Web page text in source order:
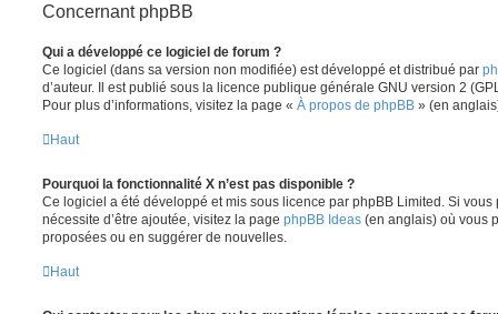
Concernant phpBB
Qui a développé ce logiciel de forum ?
Ce logiciel (dans sa version non modifiée) est développé et distribué par
d’auteur. Il est publié sous la licence publique générale GNU version 2
Pour plus d’informations, visitez la page « À propos de phpBB » (en
Haut
Pourquoi la fonctionnalité X n’est pas disponible ?
Ce logiciel a été développé et mis sous licence par phpBB Limited. Si vous
nécessite d’être ajoutée, visitez la page phpBB Ideas (en anglais) où vous
proposées ou en suggérer de nouvelles.
Haut